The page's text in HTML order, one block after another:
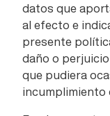
datos que
al efecto e
presente
daño o
que pudiera
incumplimiento